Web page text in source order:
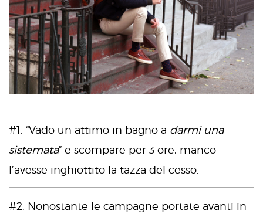
#1. “Vado un attimo in bagno a darmi una
sistemata” e scompare per 3 ore, manco
l’avesse inghiottito la tazza del cesso.
#2. Nonostante le campagne portate avanti in